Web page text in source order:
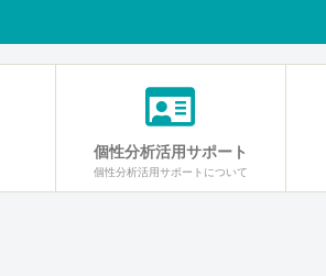
個性分析活用サポート
個性分析活用サポートについて